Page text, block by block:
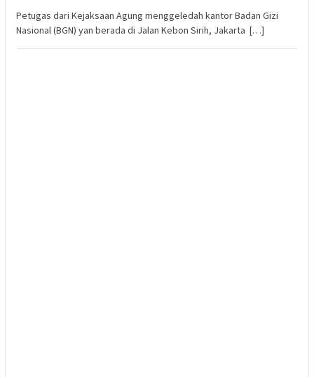
Petugas dari Kejaksaan Agung menggeledah kantor Badan Gizi
Nasional (BGN) yan berada di Jalan Kebon Sirih, Jakarta […]